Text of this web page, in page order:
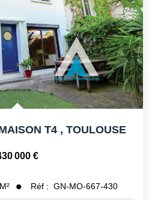
T4 , TOULOUSE
000 €
M² Réf : GN-MO-667-430